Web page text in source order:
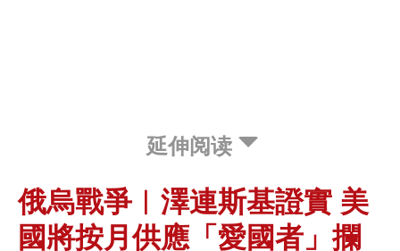
延伸阅读
俄烏戰爭︱澤連斯基證實 美
國將按月供應「愛國者」攔